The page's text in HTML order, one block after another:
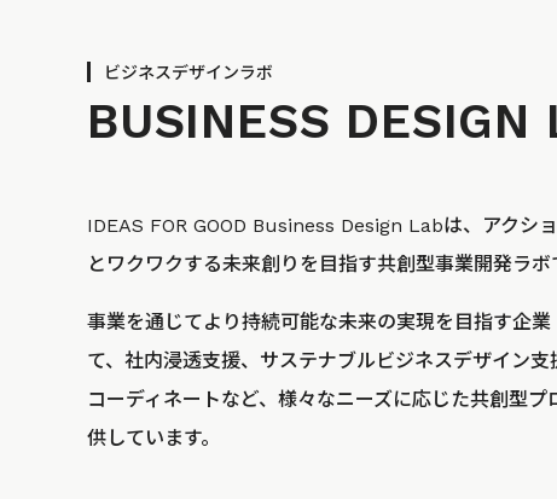
ビジネスデザインラボ
BUSINESS DESIGN
IDEAS FOR GOOD Business Design Labは、アクシ
とワクワクする未来創りを目指す共創型事業開発ラボ
事業を通じてより持続可能な未来の実現を目指す企
て、社内浸透支援、サステナブルビジネスデザイン
コーディネートなど、様々なニーズに応じた共創型
供しています。